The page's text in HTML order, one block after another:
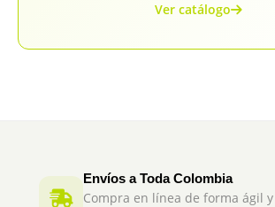
Ver catálogo
Envíos a Toda Colombia
Compra en línea de forma ágil